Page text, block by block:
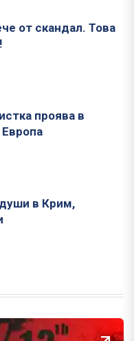
от скандал. Това
проява в
в Крим,